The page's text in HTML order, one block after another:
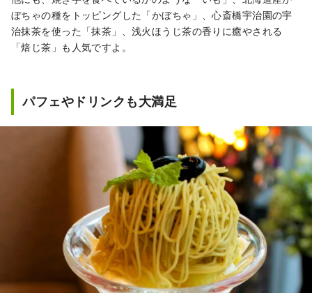
ぼちゃの種をトッピングした「かぼちゃ」、心斎橋宇治園の宇
治抹茶を使った「抹茶」、浅火ほうじ茶の香りに癒やされる
「焙じ茶」も人気ですよ。
パフェやドリンクも大満足